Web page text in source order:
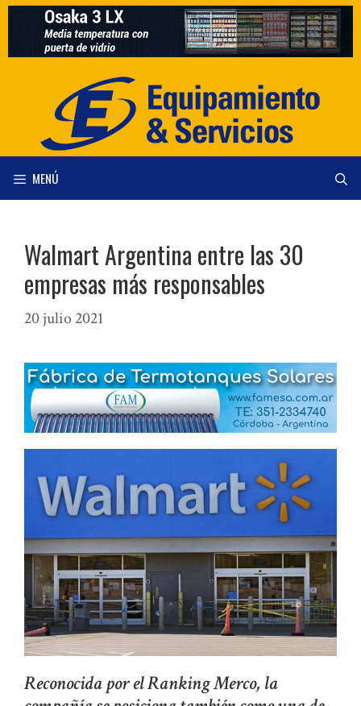
Saltar
contenido
MENÚ
Walmart Argentina entre las 30
empresas más responsables
20 julio 2021
Reconocida por el Ranking Merco, la